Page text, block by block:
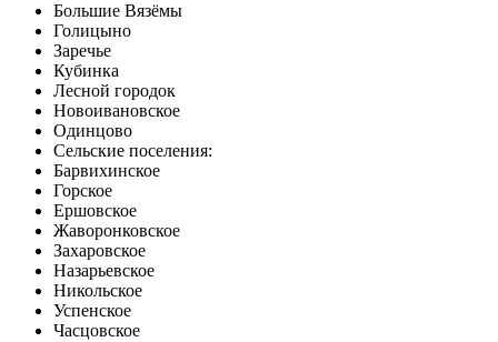
Большие Вязёмы
Голицыно
Заречье
Кубинка
Лесной городок
Новоивановское
Одинцово
Сельские поселения:
Барвихинское
Горское
Ершовское
Жаворонковское
Захаровское
Назарьевское
Никольское
Успенское
Часцовское